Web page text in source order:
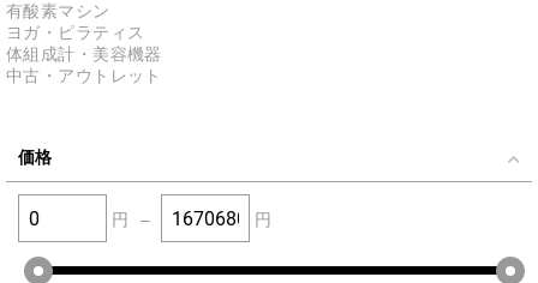
有酸素マシン
ヨガ・ピラティス
体組成計・美容機器
中古・アウトレット
価格
円 – 円